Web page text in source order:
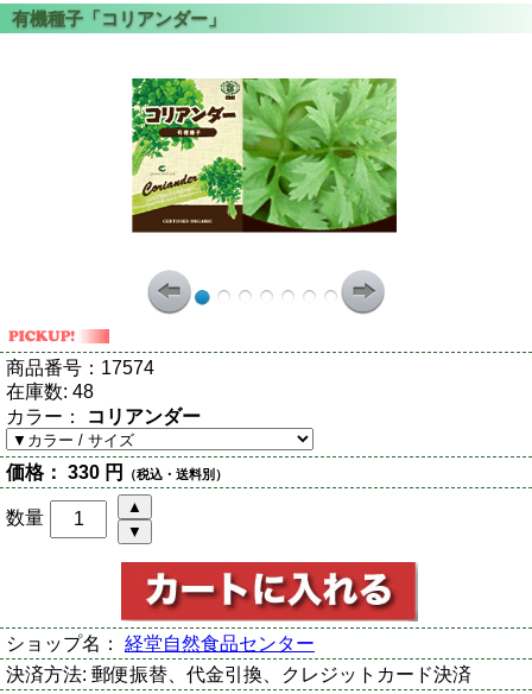
商品番号： 17574
在庫数: 48
カラー： コリアンダー
価格： 330 円 （税込・送料別）
数量
ショップ名： 経堂自然食品センター
決済方法: 郵便振替、代金引換、クレジットカード決済